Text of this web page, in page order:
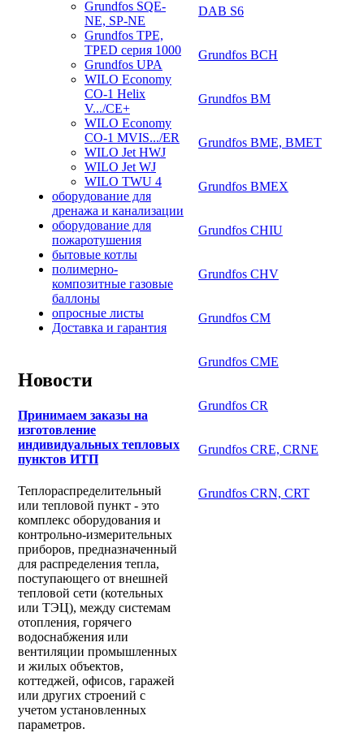
Grundfos SQE-
NE, SP-NE
Grundfos TPE,
TPED серия 1000
Grundfos UPA
WILO Economy
CO-1 Helix
V.../CE+
WILO Economy
CO-1 MVIS.../ER
WILO Jet HWJ
WILO Jet WJ
WILO TWU 4
оборудование для
дренажа и канализации
оборудование для
пожаротушения
бытовые котлы
полимерно-
композитные газовые
баллоны
опросные листы
Доставка и гарантия
Новости
Принимаем заказы на
изготовление
индивидуальных тепловых
пунктов ИТП
Теплораспределительный
или тепловой пункт - это
комплекс оборудования и
контрольно-измерительных
приборов, предназначенный
для распределения тепла,
поступающего от внешней
тепловой сети (котельных
или ТЭЦ), между системам
отопления, горячего
водоснабжения или
вентиляции промышленных
и жилых объектов,
коттеджей, офисов, гаражей
или других строений с
учетом установленных
параметров.
DAB S6
Grundfos BCH
Grundfos BM
Grundfos BME, BMET
Grundfos BMEX
Grundfos CHIU
Grundfos CHV
Grundfos CM
Grundfos CME
Grundfos CR
Grundfos CRE, CRNE
Grundfos CRN, CRT